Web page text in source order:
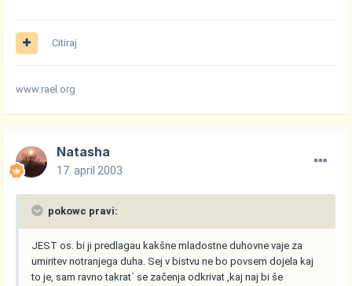
Citiraj
www.rael.org
Natasha
17. april 2003
pokowc pravi:
JEST os. bi ji predlagau kakšne mladostne duhovne vaje za
umiritev notranjega duha. Sej v bistvu ne bo povsem dojela kaj
to je, sam ravno takrat´ se začenja odkrivat ,kaj naj bi še